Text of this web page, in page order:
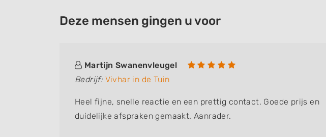
Deze mensen gingen u voor
Martijn Swanenvleugel
Bedrijf: Vivhar in de Tuin
Heel fijne, snelle reactie en een prettig contact. Goede prijs en
duidelijke afspraken gemaakt. Aanrader.